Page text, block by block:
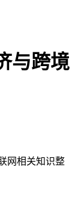
与跨境
网相关知识整